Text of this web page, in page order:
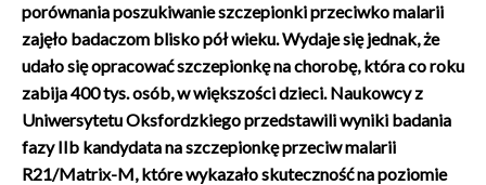
porównania poszukiwanie szczepionki przeciwko malarii
zajęło badaczom blisko pół wieku. Wydaje się jednak, że
udało się opracować szczepionkę na chorobę, która co roku
zabija 400 tys. osób, w większości dzieci. Naukowcy z
Uniwersytetu Oksfordzkiego przedstawili wyniki badania
fazy IIb kandydata na szczepionkę przeciw malarii
R21/Matrix-M, które wykazało skuteczność na poziomie